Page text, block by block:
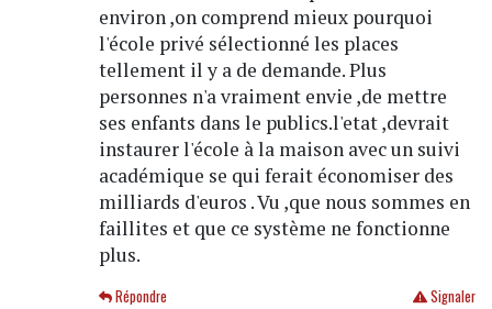
environ ,on comprend mieux pourquoi
l'école privé sélectionné les places
tellement il y a de demande. Plus
personnes n'a vraiment envie ,de mettre
ses enfants dans le publics.l'etat ,devrait
instaurer l'école à la maison avec un suivi
académique se qui ferait économiser des
milliards d'euros . Vu ,que nous sommes en
faillites et que ce système ne fonctionne
plus.
Signaler
Répondre